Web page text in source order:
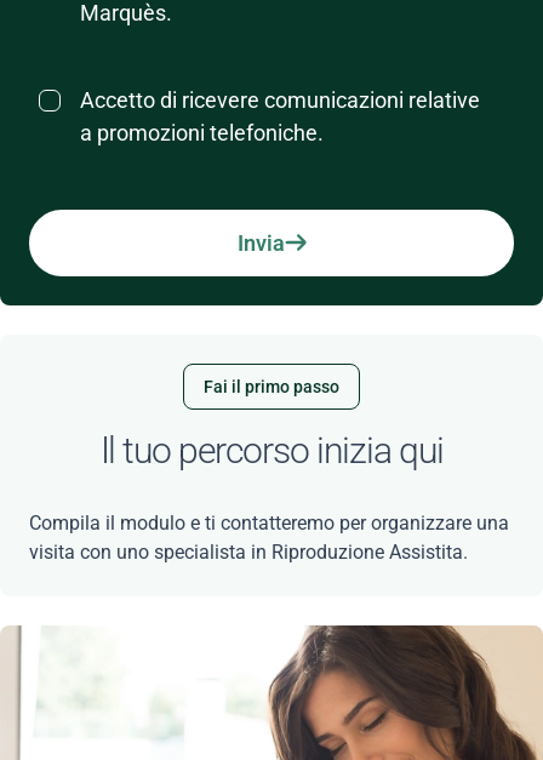
Marquès.
Accetto di ricevere comunicazioni relative
a promozioni telefoniche.
Invia
Fai il primo passo
Il tuo percorso inizia qui
Compila il modulo e ti contatteremo per organizzare una
visita con uno specialista in Riproduzione Assistita.